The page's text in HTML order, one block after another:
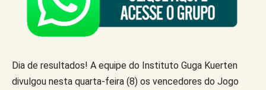
Dia de resultados! A equipe do Instituto Guga Kuerten
divulgou nesta quarta-feira (8) os vencedores do Jogo